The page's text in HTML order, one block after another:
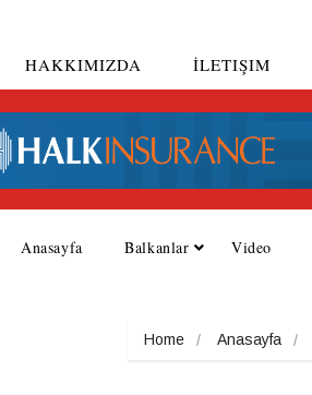
HAKKIMIZDA İLETIŞIM
Anasayfa Balkanlar Video
Home Anasayfa